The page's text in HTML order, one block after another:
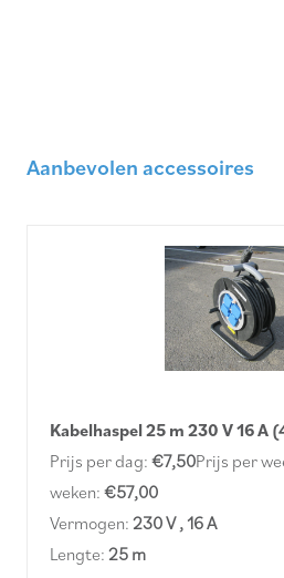
Aanbevolen accessoires
Kabelhaspel 25 m 230 V 16 A
Prijs per dag: €7,50Prijs per
weken: €57,00
Vermogen: 230 V , 16 A
Lengte: 25 m